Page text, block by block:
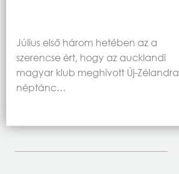
Július első három hetében az a
szerencse ért, hogy az aucklandi
magyar klub meghívott Új-Zélandra
néptánc…